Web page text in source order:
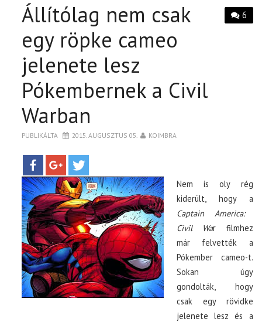
PÓLÓ RENDELÉS
6
Állítólag nem csak
egy röpke cameo
jelenete lesz
Pókembernek a Civil
Warban
PUBLIKÁLTA 2015. AUGUSZTUS 05. KOIMBRA
Nem is oly rég
kiderült, hogy a
Captain America:
Civil War filmhez
már felvették a
Pókember cameo-t.
Sokan úgy
gondolták, hogy
csak egy rövidke
jelenete lesz és a